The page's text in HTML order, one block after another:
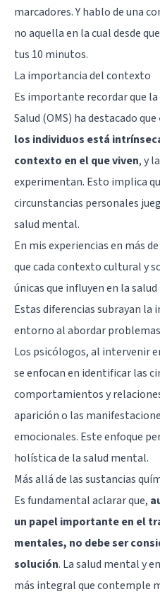
marcadores. Y hablo de una
no aquella en la cual desde
tus 10 minutos.
La importancia del contexto
Es importante recordar que
Salud (OMS) ha destacado que
los individuos está
contexto en el que viven, y
experimentan. Esto implica
circunstancias personales
salud mental.
En mis experiencias en más
que cada contexto cultural y
únicas que influyen en la
Estas diferencias subrayan la
entorno al abordar
Los psicólogos, al intervenir
se enfocan en identificar las
comportamientos y
aparición o las
emocionales. Este enfoque
holística de la salud mental.
Más allá de las sustancias
Es fundamental aclarar que,
un papel importante en el
mentales, no debe ser
solución. La salud mental y
más integral que contemple